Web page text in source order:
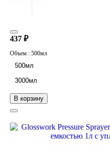
В корзину
437 ₽
Объем : 500мл
500мл
3000мл